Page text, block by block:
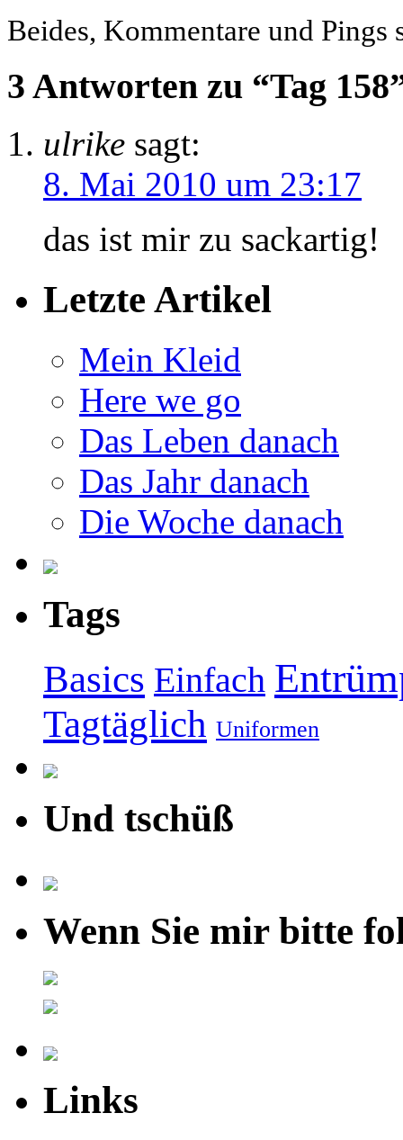
Beides, Kommentare und Pings
3 Antworten zu “Tag
ulrike sagt:
8. Mai 2010 um 23:17
das ist mir zu sackartig!
Letzte Artikel
Mein Kleid
Here we go
Das Leben danach
Das Jahr danach
Die Woche danach
Tags
Basics Einfach
Tagtäglich Uniformen
Und tschüß
Wenn Sie mir bitte
Links